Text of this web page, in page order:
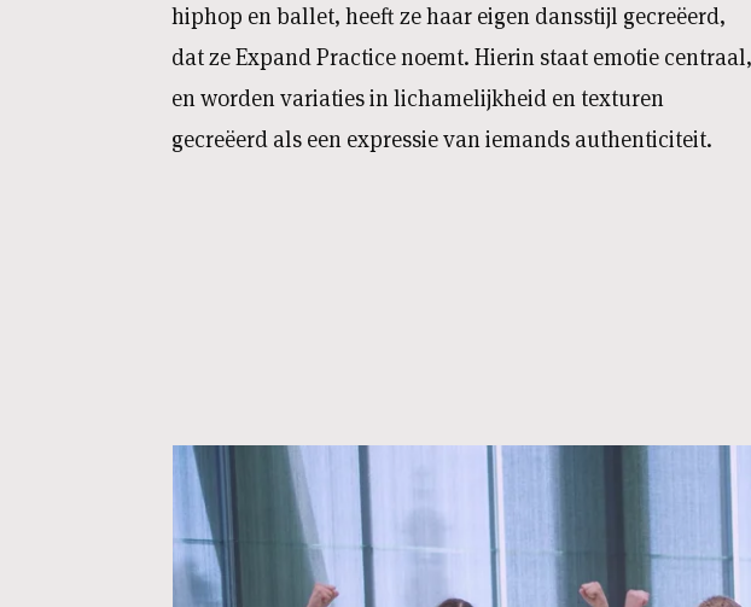
hiphop en ballet, heeft ze haar eigen dansstijl gecreëerd,
dat ze Expand Practice noemt. Hierin staat emotie centraal,
en worden variaties in lichamelijkheid en texturen
gecreëerd als een expressie van iemands authenticiteit.